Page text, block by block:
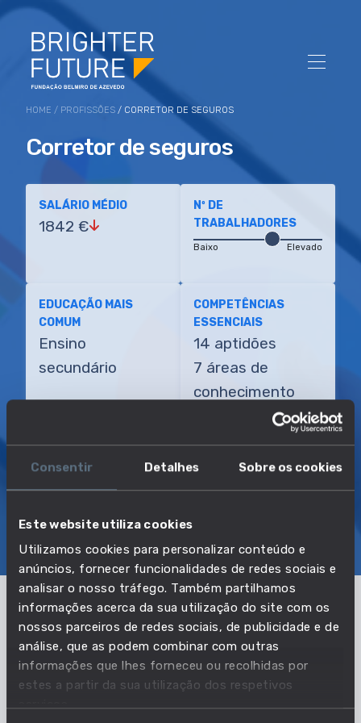
Consentir Detalhes Sobre os cookies
Este website utiliza cookies
Utilizamos cookies para personalizar conteúdo e
anúncios, fornecer funcionalidades de redes sociais e
analisar o nosso tráfego. Também partilhamos
informações acerca da sua utilização do site com os
nossos parceiros de redes sociais, de publicidade e de
análise, que as podem combinar com outras
informações que lhes forneceu ou recolhidas por
estes a partir da sua utilização dos respetivos
serviços.
HOME / PROFISSÕES / CORRETOR DE SEGUROS
Corretor de seguros
SALÁRIO MÉDIO
1842 €
Nº DE
TRABALHADORES
Baixo Elevado
EDUCAÇÃO MAIS
COMUM
Ensino
secundário
COMPETÊNCIAS
ESSENCIAIS
14 aptidões
7 áreas de
conhecimento
Analista de subscrição de seguros
SOBREEMPREGO E SALÁRIO
EDUCAÇÃO E COMPETÊNCIASTRANSIÇÕES
Os dados apresentados correspondem ao
conjunto das profissões: Analista de subscrição de
seguros, Consultor de risco de seguro, Corretor de
seguros.